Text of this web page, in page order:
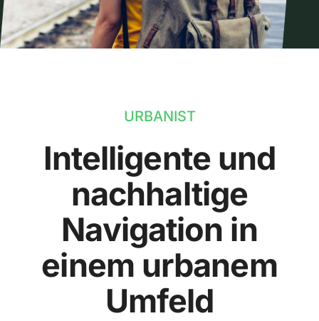
URBANIST
Intelligente und
nachhaltige
Navigation in
einem urbanem
Umfeld